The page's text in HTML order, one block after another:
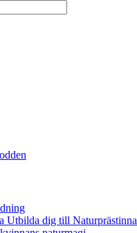
Utbilda dig till Naturprästinna